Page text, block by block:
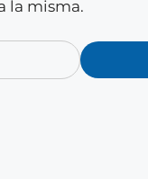
la misma.